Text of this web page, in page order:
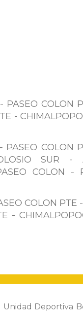
PASEO COLON
-
PASEO COLON
SUR -
COLON -
COLON PTE
-
Deportiva